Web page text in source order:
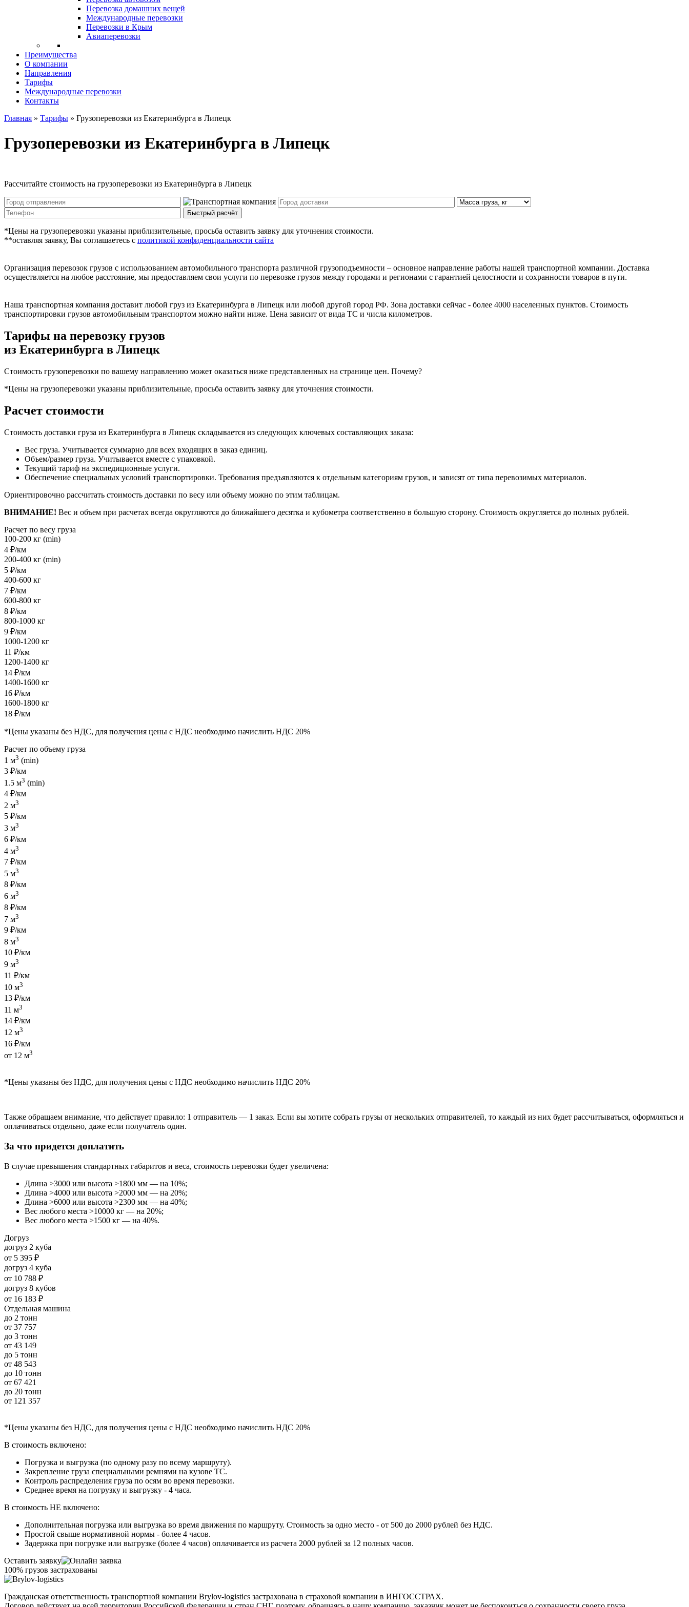
Перевозка домашних вещей
Международные перевозки
Перевозки в Крым
Авиаперевозки
Преимущества
О компании
Направления
Тарифы
Международные перевозки
Контакты
Главная » Тарифы » Грузоперевозки из Екатеринбурга в Липецк
Грузоперевозки из Екатеринбурга в Липецк
Рассчитайте стоимость на грузоперевозки из Екатеринбурга в Липецк
Быстрый расчёт
*Цены на грузоперевозки указаны приблизительные, просьба оставить заявку для уточнения стоимости.
**оставляя заявку, Вы соглашаетесь с политикой конфиденциальности сайта
Организация перевозок грузов с использованием автомобильного транспорта различной грузоподъемности – основное направление работы нашей транспортной компании. Доставка
осуществляется на любое расстояние, мы предоставляем свои услуги по перевозке грузов между городами и регионами с гарантией целостности и сохранности товаров в пути.
Наша транспортная компания доставит любой груз из Екатеринбурга в Липецк или любой другой город РФ. Зона доставки сейчас - более 4000 населенных пунктов. Стоимость
транспортировки грузов автомобильным транспортом можно найти ниже. Цена зависит от вида ТС и числа километров.
Тарифы на перевозку грузов
из Екатеринбурга в Липецк
Стоимость грузоперевозки по вашему направлению может оказаться ниже представленных на странице цен. Почему?
*Цены на грузоперевозки указаны приблизительные, просьба оставить заявку для уточнения стоимости.
Расчет стоимости
Стоимость доставки груза из Екатеринбурга в Липецк складывается из следующих ключевых составляющих заказа:
Вес груза. Учитывается суммарно для всех входящих в заказ единиц.
Объем/размер груза. Учитывается вместе с упаковкой.
Текущий тариф на экспедиционные услуги.
Обеспечение специальных условий транспортировки. Требования предъявляются к отдельным категориям грузов, и зависят от типа перевозимых материалов.
Ориентировочно рассчитать стоимость доставки по весу или объему можно по этим таблицам.
ВНИМАНИЕ! Вес и объем при расчетах всегда округляются до ближайшего десятка и кубометра соответственно в большую сторону. Стоимость округляется до полных рублей.
Расчет по весу груза
100-200 кг (min)
4 ₽/км
200-400 кг (min)
5 ₽/км
400-600 кг
7 ₽/км
600-800 кг
8 ₽/км
800-1000 кг
9 ₽/км
1000-1200 кг
11 ₽/км
1200-1400 кг
14 ₽/км
1400-1600 кг
16 ₽/км
1600-1800 кг
18 ₽/км
*Цены указаны без НДС, для получения цены с НДС необходимо начислить НДС 20%
Расчет по объему груза
1 м3 (min)
3 ₽/км
1.5 м3 (min)
4 ₽/км
2 м3
5 ₽/км
3 м3
6 ₽/км
4 м3
7 ₽/км
5 м3
8 ₽/км
6 м3
8 ₽/км
7 м3
9 ₽/км
8 м3
10 ₽/км
9 м3
11 ₽/км
10 м3
13 ₽/км
11 м3
14 ₽/км
12 м3
16 ₽/км
от 12 м3
*Цены указаны без НДС, для получения цены с НДС необходимо начислить НДС 20%
Также обращаем внимание, что действует правило: 1 отправитель — 1 заказ. Если вы хотите собрать грузы от нескольких отправителей, то каждый из них будет рассчитываться, оформляться и
оплачиваться отдельно, даже если получатель один.
За что придется доплатить
В случае превышения стандартных габаритов и веса, стоимость перевозки будет увеличена:
Длина >3000 или высота >1800 мм — на 10%;
Длина >4000 или высота >2000 мм — на 20%;
Длина >6000 или высота >2300 мм — на 40%;
Вес любого места >10000 кг — на 20%;
Вес любого места >1500 кг — на 40%.
Догруз
догруз 2 куба
от 5 395 ₽
догруз 4 куба
от 10 788 ₽
догруз 8 кубов
от 16 183 ₽
Отдельная машина
до 2 тонн
от 37 757
до 3 тонн
от 43 149
до 5 тонн
от 48 543
до 10 тонн
от 67 421
до 20 тонн
от 121 357
*Цены указаны без НДС, для получения цены с НДС необходимо начислить НДС 20%
В стоимость включено:
Погрузка и выгрузка (по одному разу по всему маршруту).
Закрепление груза специальными ремнями на кузове ТС.
Контроль распределения груза по осям во время перевозки.
Среднее время на погрузку и выгрузку - 4 часа.
В стоимость НЕ включено:
Дополнительная погрузка или выгрузка во время движения по маршруту. Стоимость за одно место - от 500 до 2000 рублей без НДС.
Простой свыше нормативной нормы - более 4 часов.
Задержка при погрузке или выгрузке (более 4 часов) оплачивается из расчета 2000 рублей за 12 полных часов.
Оставить заявку
100% грузов застрахованы
Гражданская ответственность транспортной компании Brylov-logistics застрахована в страховой компании в ИНГОСCТРАХ.